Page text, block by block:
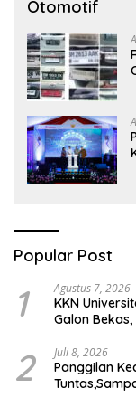
Otomotif
Popular Post
1 Agustus 7, 2026
KKN
Galon
2 Juli 8, 2026
Panggilan